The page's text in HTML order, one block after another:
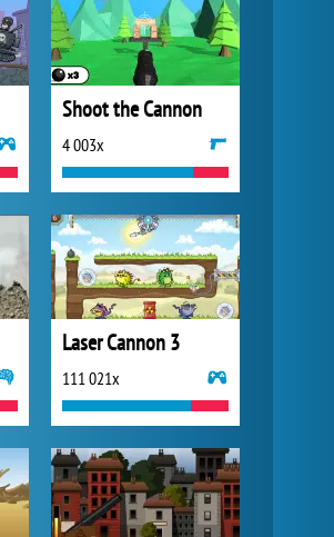
Shoot the Cannon
4 003x
Laser Cannon 3
111 021x
My Free Zoo
Lady Popular